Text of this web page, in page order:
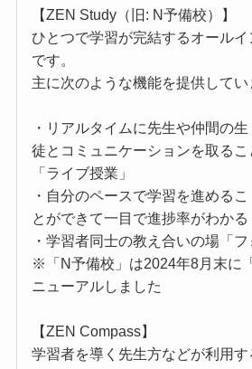
【ZEN Study（旧: N予備校）】
ひとつで学習が完結するオールイ
です。
主に次のような機能を提供してい
・リアルタイムに先生や仲間の生
徒とコミュニケーションを取る
「ライブ授業」
・自分のペースで学習を進めるこ
とができて一目で進捗率がわかる
・学習者同士の教え合いの場「フ
※「N予備校」は2024年8月末に
ニューアルしました
【ZEN Compass】
学習者を導く先生方などが利用